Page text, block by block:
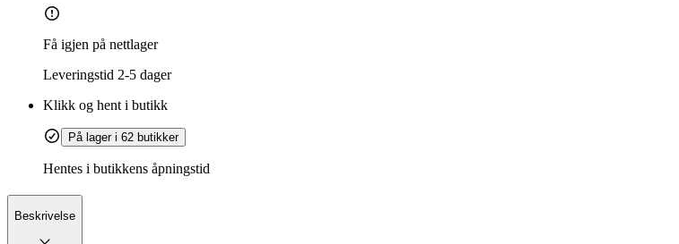
Få igjen på nettlager
Leveringstid 2-5 dager
Klikk og hent i butikk
På lager i 62 butikker
Hentes i butikkens åpningstid
Beskrivelse